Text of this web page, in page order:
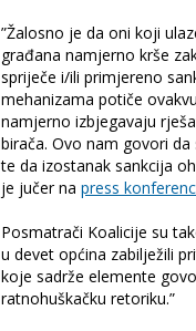
”Žalosno je da oni koji
građana namjerno krše
spriječe i/ili primjereno
mehanizama potiče
namjerno izbjegavaju
birača. Ovo nam govori
te da izostanak sankcija
je jučer na press
Posmatrači Koalicije su
u devet općina zabilježili
koje sadrže elemente
ratnohuškačku retoriku.”